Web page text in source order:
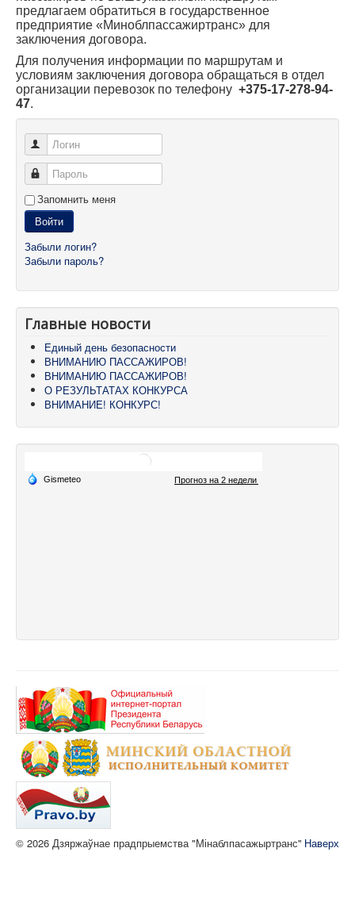
предлагаем обратиться в государственное
предприятие «Миноблпассажиртранс» для
заключения договора.
Для получения информации по маршрутам и
условиям заключения договора обращаться в отдел
организации перевозок по телефону +375-17-278-94-
47.
Логин
Пароль
Запомнить меня
Войти
Забыли логин?
Забыли пароль?
Главные новости
Единый день безопасности
ВНИМАНИЮ ПАССАЖИРОВ!
ВНИМАНИЮ ПАССАЖИРОВ!
О РЕЗУЛЬТАТАХ КОНКУРСА
ВНИМАНИЕ! КОНКУРС!
Наверх
© 2026 Дзяржаўнае прадпрыемства "Мінаблпасажыртранс"